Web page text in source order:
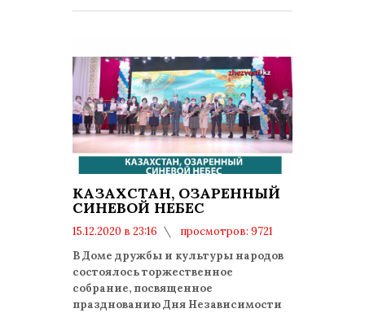
КАЗАХСТАН, ОЗАРЕННЫЙ
СИНЕВОЙ НЕБЕС
15.12.2020 в 23:16
просмотров: 9721
комментариев: 0
В Доме дружбы и культуры народов
состоялось торжественное
собрание, посвященное
празднованию Дня Независимости